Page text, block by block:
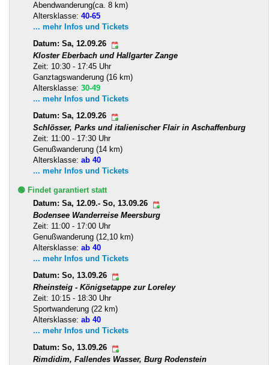
Abendwanderung(ca. 8 km)
Altersklasse: 40-65
... mehr Infos und Tickets
Datum: Sa, 12.09.26
Kloster Eberbach und Hallgarter Zange
Zeit: 10:30 - 17:45 Uhr
Ganztagswanderung (16 km)
Altersklasse: 30-49
... mehr Infos und Tickets
Datum: Sa, 12.09.26
Schlösser, Parks und italienischer Flair in Aschaffenburg
Zeit: 11:00 - 17:30 Uhr
Genußwanderung (14 km)
Altersklasse: ab 40
... mehr Infos und Tickets
🟢 Findet garantiert statt
Datum: Sa, 12.09.- So, 13.09.26
Bodensee Wanderreise Meersburg
Zeit: 11:00 - 17:00 Uhr
Genußwanderung (12,10 km)
Altersklasse: ab 40
... mehr Infos und Tickets
Datum: So, 13.09.26
Rheinsteig - Königsetappe zur Loreley
Zeit: 10:15 - 18:30 Uhr
Sportwanderung (22 km)
Altersklasse: ab 40
... mehr Infos und Tickets
Datum: So, 13.09.26
Rimdidim, Fallendes Wasser, Burg Rodenstein